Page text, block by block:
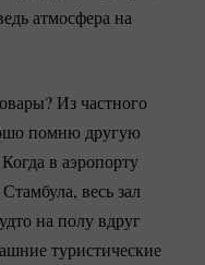
атмосфера на
Из частного
помню другую
в аэропорту
весь зал
на полу вдруг
туристические